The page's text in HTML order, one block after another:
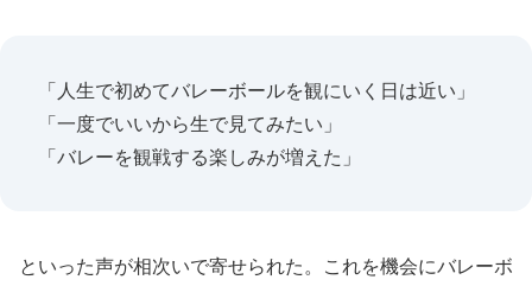
「人生で初めてバレーボールを観にいく日は近い」
「一度でいいから生で見てみたい」
「バレーを観戦する楽しみが増えた」
といった声が相次いで寄せられた。これを機会にバレーボ